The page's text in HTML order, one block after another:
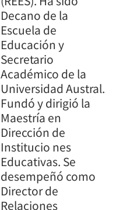
Decano de la
Escuela de
Educación y
Secretario
Académico de la
Universidad Austral.
Fundó y dirigió la
Maestría en
Dirección de
Institucio nes
Educativas. Se
desempeñó como
Director de
Relaciones